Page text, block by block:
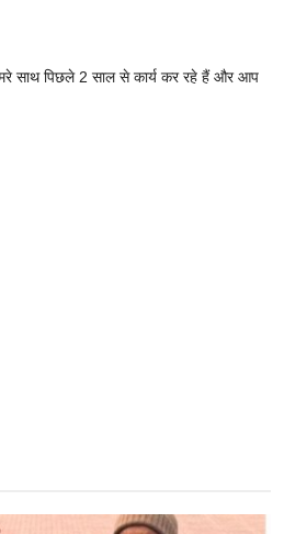
साथ पिछले 2 साल से कार्य कर रहे हैं और आप